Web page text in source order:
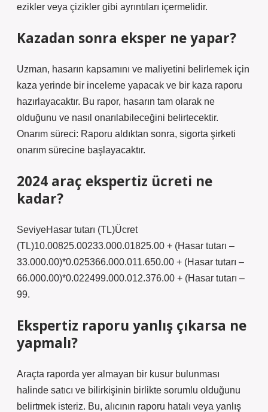
ezikler veya çizikler gibi ayrıntıları içermelidir.
Kazadan sonra eksper ne yapar?
Uzman, hasarın kapsamını ve maliyetini belirlemek için
kaza yerinde bir inceleme yapacak ve bir kaza raporu
hazırlayacaktır. Bu rapor, hasarın tam olarak ne
olduğunu ve nasıl onarılabileceğini belirtecektir.
Onarım süreci: Raporu aldıktan sonra, sigorta şirketi
onarım sürecine başlayacaktır.
2024 araç ekspertiz ücreti ne
kadar?
SeviyeHasar tutarı (TL)Ücret
(TL)10.00825.00233.000.01825.00 + (Hasar tutarı –
33.000.00)*0.025366.000.011.650.00 + (Hasar tutarı –
66.000.00)*0.022499.000.012.376.00 + (Hasar tutarı –
99.
Ekspertiz raporu yanlış çıkarsa ne
yapmalı?
Araçta raporda yer almayan bir kusur bulunması
halinde satıcı ve bilirkişinin birlikte sorumlu olduğunu
belirtmek isteriz. Bu, alıcının raporu hatalı veya yanlış